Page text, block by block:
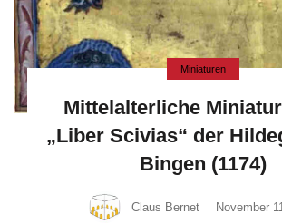
Miniaturen
Mittelalterliche
„Liber Scivias“ der
Bingen (1174)
Claus Bernet November